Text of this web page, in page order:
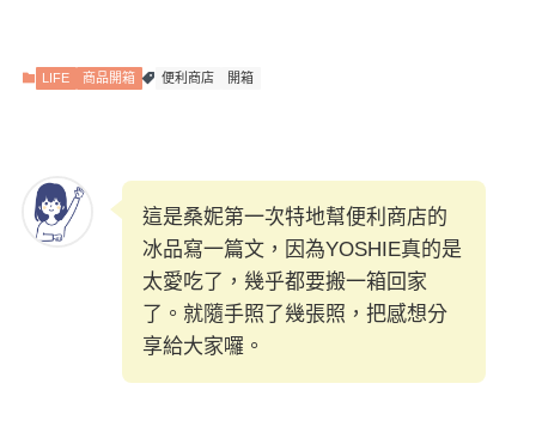
LIFE 商品開箱 便利商店 開箱
這是桑妮第一次特地幫便利商店的
冰品寫一篇文，因為YOSHIE真的是
太愛吃了，幾乎都要搬一箱回家
了。就隨手照了幾張照，把感想分
享給大家囉。